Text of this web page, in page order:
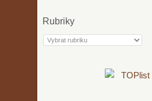
Rubriky
Rubriky